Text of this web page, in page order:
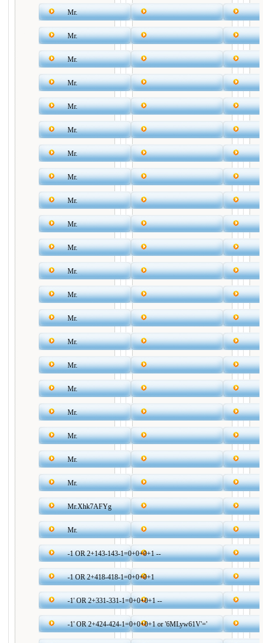
Mr.
Mr.
Mr.
Mr.
Mr.
Mr.
Mr.
Mr.
Mr.
Mr.
Mr.
Mr.
Mr.
Mr.
Mr.
Mr.
Mr.
Mr.
Mr.
Mr.
Mr.
Mr.Xhk7AFYg
Mr.
-1 OR 2+143-143-1=0+0+0+1 --
-1 OR 2+418-418-1=0+0+0+1
-1' OR 2+331-331-1=0+0+0+1 --
-1' OR 2+424-424-1=0+0+0+1 or '6MLyw61V'='